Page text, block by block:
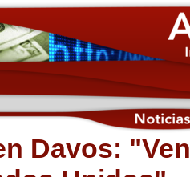
Davos: